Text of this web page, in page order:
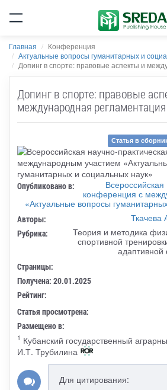
Главная
Конференция
Актуальные вопросы гуманитарных и
Допинг в спорте: правовые аспекты и
Допинг в спорте: правовые
международная регламентация
Статья в
Опубликовано в:
Всероссийская
конференция с
«Актуальные вопросы
Авторы: Ткачева
Рубрика:
Теория и методика
спортивной
адаптивной
Страницы:
Получена: 20.01.2025
Рейтинг:
Статья просмотрена:
Размещено в:
1 Кубанский государственный
И.Т. Трубилина
Для цитирования: